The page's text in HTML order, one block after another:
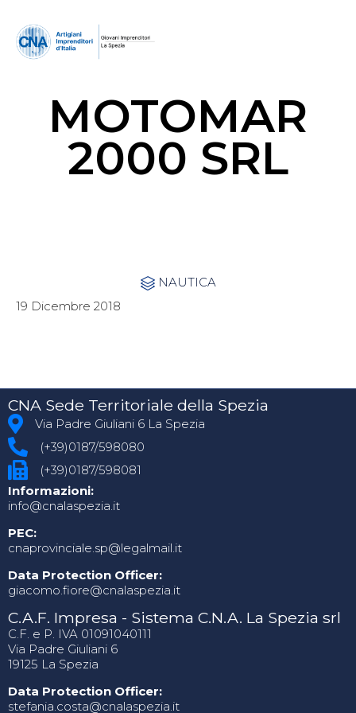
MOTOMAR
2000 SRL
 Category
NAUTICA
19 Dicembre 2018
CNA Sede Territoriale della Spezia
Via Padre Giuliani 6 La Spezia
(+39)0187/598080
(+39)0187/598081
Informazioni:
info@cnalaspezia.it
PEC:
cnaprovinciale.sp@legalmail.it
Data Protection Officer:
giacomo.fiore@cnalaspezia.it
C.A.F. Impresa - Sistema C.N.A. La Spezia srl
C.F. e P. IVA 01091040111
Via Padre Giuliani 6
19125 La Spezia
Data Protection Officer:
stefania.costa@cnalaspezia.it